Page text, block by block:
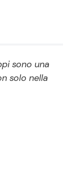
TV
sono una
solo nella